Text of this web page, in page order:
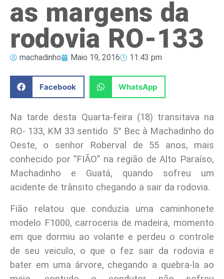
as margens da
rodovia RO-133
machadinho Maio 19, 2016 11:43 pm
Facebook WhatsApp
Na tarde desta Quarta-feira (18) transitava na
RO- 133, KM 33 sentido 5° Bec à Machadinho do
Oeste, o senhor Roberval de 55 anos, mais
conhecido por ”FIÃO” na região de Alto Paraíso,
Machadinho e Guatá, quando sofreu um
acidente de trânsito chegando a sair da rodovia.
Fião relatou que conduzia uma caminhonete
modelo F1000, carroceria de madeira, momento
em que dormiu ao volante e perdeu o controle
de seu veiculo, o que o fez sair da rodovia e
bater em uma árvore, chegando a quebra-la ao